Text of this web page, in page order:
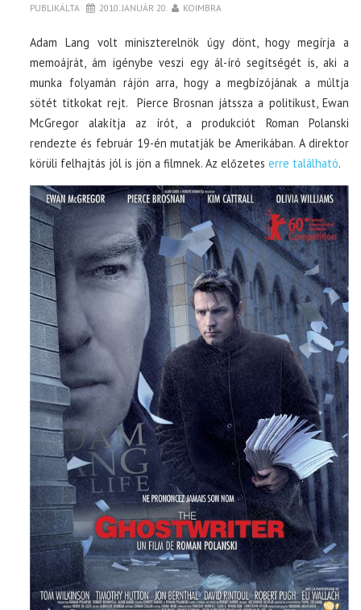
PUBLIKÁLTA 2010. JANUÁR 20. KOIMBRA
Adam Lang volt miniszterelnök úgy dönt, hogy megírja a
memoájrát, ám igénybe veszi egy ál-író segítségét is, aki a
munka folyamán rájön arra, hogy a megbízójának a múltja
sötét titkokat rejt. Pierce Brosnan játssza a politikust, Ewan
McGregor alakítja az írót, a produkciót Roman Polanski
rendezte és február 19-én mutatják be Amerikában. A direktor
körüli felhajtás jól is jön a filmnek. Az előzeteserre található.